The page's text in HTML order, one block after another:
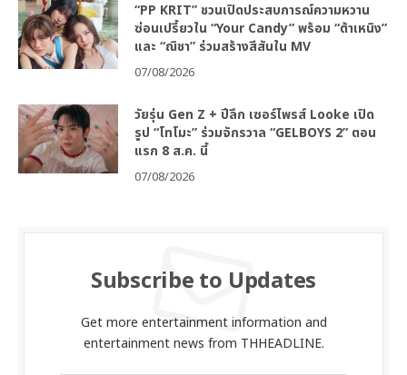
“PP KRIT” ชวนเปิดประสบการณ์ความหวาน
ซ่อนเปรี้ยวใน “Your Candy” พร้อม “ต้าเหนิง”
และ “ณิชา” ร่วมสร้างสีสันใน MV
07/08/2026
วัยรุ่น Gen Z + ปีลึก เซอร์ไพรส์ Looke เปิด
รูป “โทโมะ” ร่วมจักรวาล “GELBOYS 2” ตอน
แรก 8 ส.ค. นี้
07/08/2026
Subscribe to Updates
Get more entertainment information and
entertainment news from THHEADLINE.